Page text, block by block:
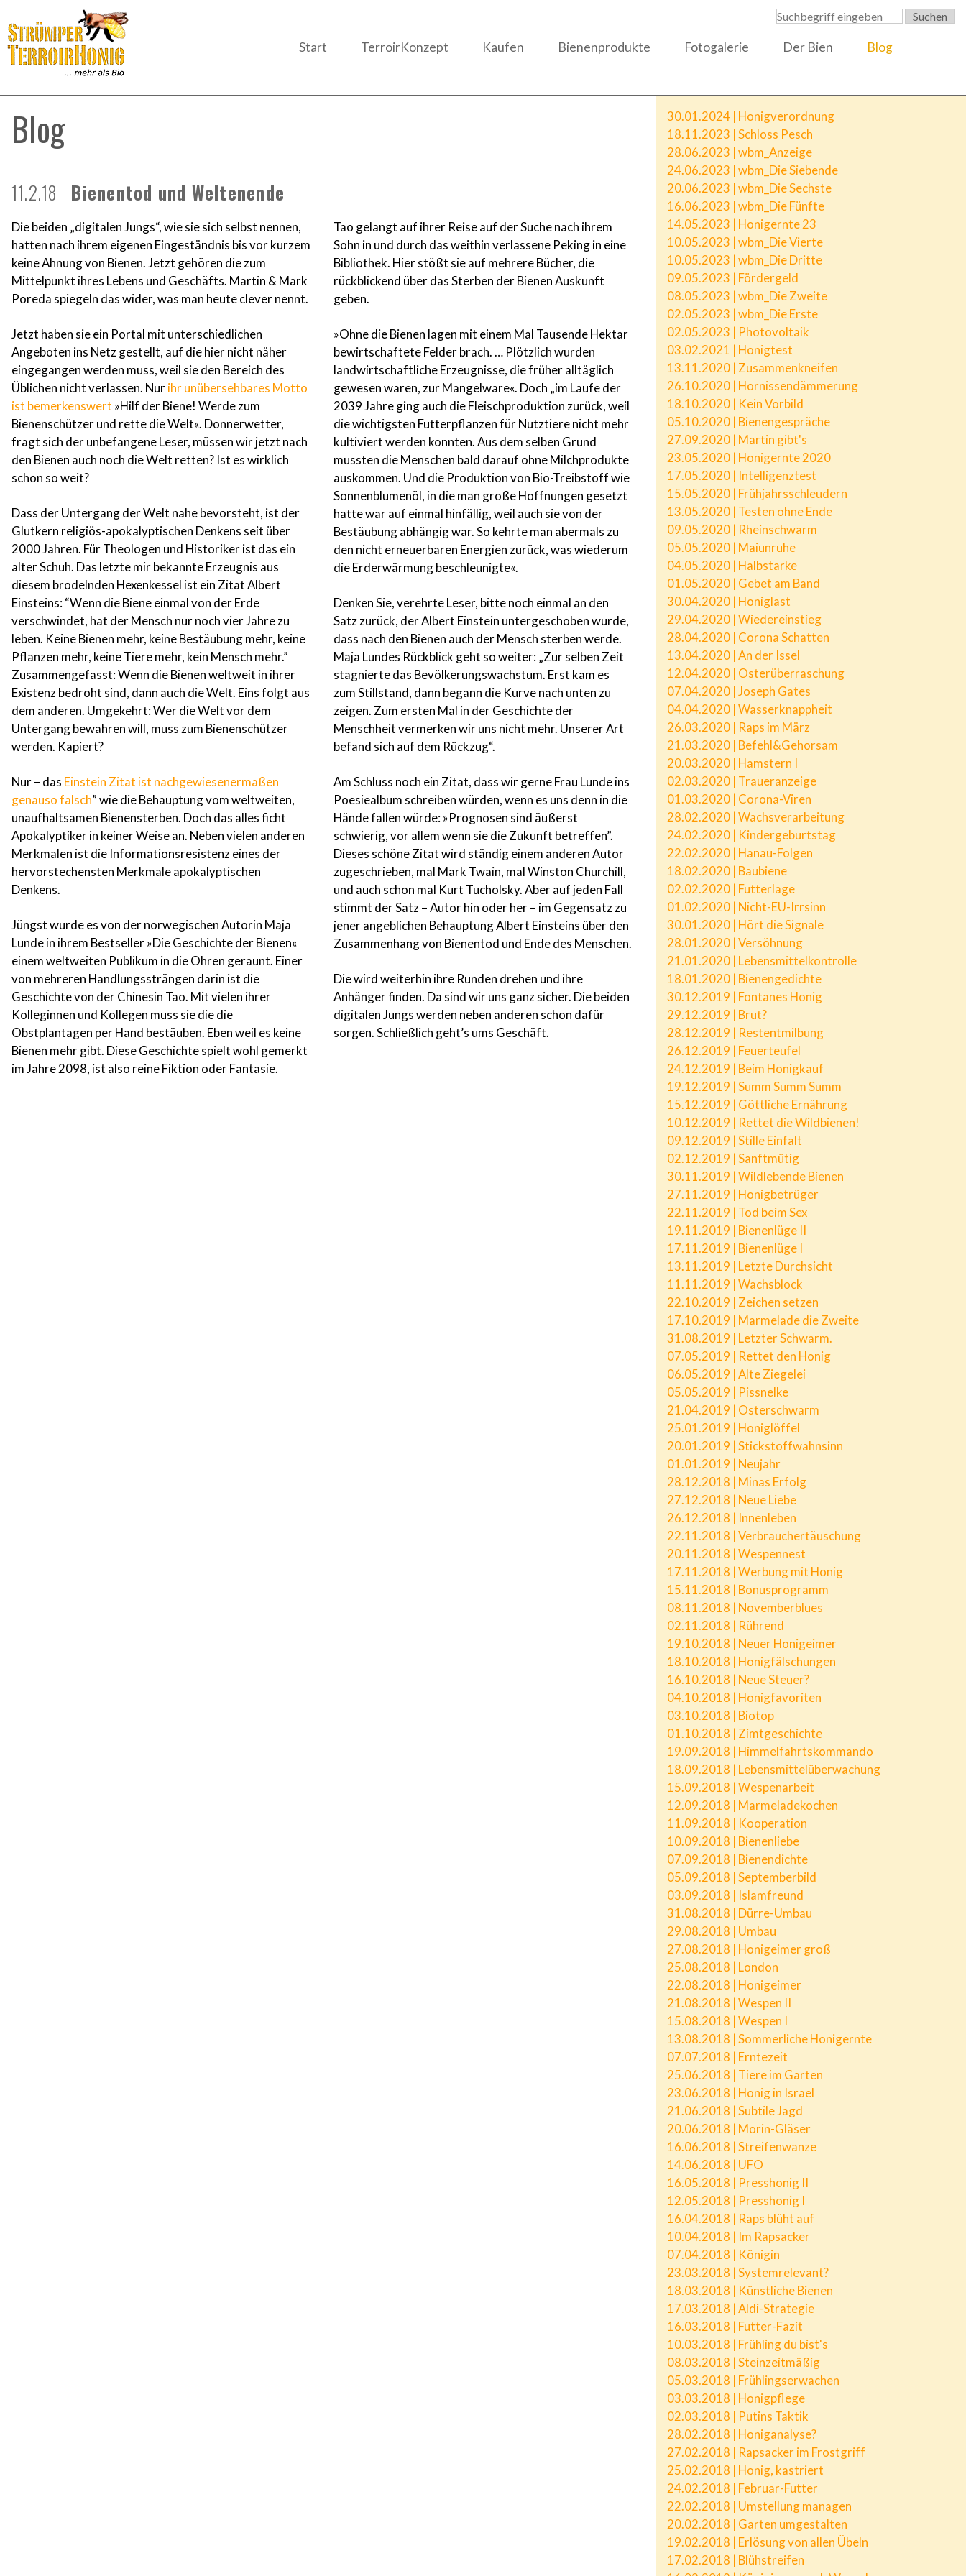
Start TerroirKonzept Kaufen Bienenprodukte Fotogalerie Der Bien Blog
Blog
11.2.18 Bienentod und Weltenende
Die beiden „digitalen Jungs“, wie sie sich selbst nennen,
hatten nach ihrem eigenen Eingeständnis bis vor kurzem
keine Ahnung von Bienen. Jetzt gehören die zum
Mittelpunkt ihres Lebens und Geschäfts. Martin & Mark
Poreda spiegeln das wider, was man heute clever nennt.
Jetzt haben sie ein Portal mit unterschiedlichen
Angeboten ins Netz gestellt, auf die hier nicht näher
eingegangen werden muss, weil sie den Bereich des
Üblichen nicht verlassen. Nurihr unübersehbares Motto
ist bemerkenswert »Hilf der Biene! Werde zum
Bienenschützer und rette die Welt«. Donnerwetter,
fragt sich der unbefangene Leser, müssen wir jetzt nach
den Bienen auch noch die Welt retten? Ist es wirklich
schon so weit?
Dass der Untergang der Welt nahe bevorsteht, ist der
Glutkern religiös-apokalyptischen Denkens seit über
2000 Jahren. Für Theologen und Historiker ist das ein
alter Schuh. Das letzte mir bekannte Erzeugnis aus
diesem brodelnden Hexenkessel ist ein Zitat Albert
Einsteins: “Wenn die Biene einmal von der Erde
verschwindet, hat der Mensch nur noch vier Jahre zu
leben. Keine Bienen mehr, keine Bestäubung mehr, keine
Pflanzen mehr, keine Tiere mehr, kein Mensch mehr.”
Zusammengefasst: Wenn die Bienen weltweit in ihrer
Existenz bedroht sind, dann auch die Welt. Eins folgt aus
dem anderen. Umgekehrt: Wer die Welt vor dem
Untergang bewahren will, muss zum Bienenschützer
werden. Kapiert?
Nur – das Einstein Zitat ist nachgewiesenermaßen
genauso falsch” wie die Behauptung vom weltweiten,
unaufhaltsamen Bienensterben. Doch das alles ficht
Apokalyptiker in keiner Weise an. Neben vielen anderen
Merkmalen ist die Informationsresistenz eines der
hervorstechensten Merkmale apokalyptischen
Denkens.
Jüngst wurde es von der norwegischen Autorin Maja
Lunde in ihrem Bestseller »Die Geschichte der Bienen«
einem weltweiten Publikum in die Ohren geraunt. Einer
von mehreren Handlungssträngen darin ist die
Geschichte von der Chinesin Tao. Mit vielen ihrer
Kolleginnen und Kollegen muss sie die die
Obstplantagen per Hand bestäuben. Eben weil es keine
Bienen mehr gibt. Diese Geschichte spielt wohl gemerkt
im Jahre 2098, ist also reine Fiktion oder Fantasie.
Tao gelangt auf ihrer Reise auf der Suche nach ihrem
Sohn in und durch das weithin verlassene Peking in eine
Bibliothek. Hier stößt sie auf mehrere Bücher, die
rückblickend über das Sterben der Bienen Auskunft
geben.
»Ohne die Bienen lagen mit einem Mal Tausende Hektar
bewirtschaftete Felder brach. … Plötzlich wurden
landwirtschaftliche Erzeugnisse, die früher alltäglich
gewesen waren, zur Mangelware«. Doch „im Laufe der
2039 Jahre ging auch die Fleischproduktion zurück, weil
die wichtigsten Futterpflanzen für Nutztiere nicht mehr
kultiviert werden konnten. Aus dem selben Grund
mussten die Menschen bald darauf ohne Milchprodukte
auskommen. Und die Produktion von Bio-Treibstoff wie
Sonnenblumenöl, in die man große Hoffnungen gesetzt
hatte war auf einmal hinfällig, weil auch sie von der
Bestäubung abhängig war. So kehrte man abermals zu
den nicht erneuerbaren Energien zurück, was wiederum
die Erderwärmung beschleunigte«.
Denken Sie, verehrte Leser, bitte noch einmal an den
Satz zurück, der Albert Einstein untergeschoben wurde,
dass nach den Bienen auch der Mensch sterben werde.
Maja Lundes Rückblick geht so weiter: „Zur selben Zeit
stagnierte das Bevölkerungswachstum. Erst kam es
zum Stillstand, dann begann die Kurve nach unten zu
zeigen. Zum ersten Mal in der Geschichte der
Menschheit vermerken wir uns nicht mehr. Unserer Art
befand sich auf dem Rückzug“.
Am Schluss noch ein Zitat, dass wir gerne Frau Lunde ins
Poesiealbum schreiben würden, wenn es uns denn in die
Hände fallen würde: »Prognosen sind äußerst
schwierig, vor allem wenn sie die Zukunft betreffen”.
Dieses schöne Zitat wird ständig einem anderen Autor
zugeschrieben, mal Mark Twain, mal Winston Churchill,
und auch schon mal Kurt Tucholsky. Aber auf jeden Fall
stimmt der Satz – Autor hin oder her – im Gegensatz zu
jener angeblichen Behauptung Albert Einsteins über den
Zusammenhang von Bienentod und Ende des Menschen.
Die wird weiterhin ihre Runden drehen und ihre
Anhänger finden. Da sind wir uns ganz sicher. Die beiden
digitalen Jungs werden neben anderen schon dafür
sorgen. Schließlich geht’s ums Geschäft.
30.01.2024 | Honigverordnung
18.11.2023 | Schloss Pesch
28.06.2023 | wbm_Anzeige
24.06.2023 | wbm_Die Siebende
20.06.2023 | wbm_Die Sechste
16.06.2023 | wbm_Die Fünfte
14.05.2023 | Honigernte 23
10.05.2023 | wbm_Die Vierte
10.05.2023 | wbm_Die Dritte
09.05.2023 | Fördergeld
08.05.2023 | wbm_Die Zweite
02.05.2023 | wbm_Die Erste
02.05.2023 | Photovoltaik
03.02.2021 | Honigtest
13.11.2020 | Zusammenkneifen
26.10.2020 | Hornissendämmerung
18.10.2020 | Kein Vorbild
05.10.2020 | Bienengespräche
27.09.2020 | Martin gibt's
23.05.2020 | Honigernte 2020
17.05.2020 | Intelligenztest
15.05.2020 | Frühjahrsschleudern
13.05.2020 | Testen ohne Ende
09.05.2020 | Rheinschwarm
05.05.2020 | Maiunruhe
04.05.2020 | Halbstarke
01.05.2020 | Gebet am Band
30.04.2020 | Honiglast
29.04.2020 | Wiedereinstieg
28.04.2020 | Corona Schatten
13.04.2020 | An der Issel
12.04.2020 | Osterüberraschung
07.04.2020 | Joseph Gates
04.04.2020 | Wasserknappheit
26.03.2020 | Raps im März
21.03.2020 | Befehl&Gehorsam
20.03.2020 | Hamstern I
02.03.2020 | Traueranzeige
01.03.2020 | Corona-Viren
28.02.2020 | Wachsverarbeitung
24.02.2020 | Kindergeburtstag
22.02.2020 | Hanau-Folgen
18.02.2020 | Baubiene
02.02.2020 | Futterlage
01.02.2020 | Nicht-EU-Irrsinn
30.01.2020 | Hört die Signale
28.01.2020 | Versöhnung
21.01.2020 | Lebensmittelkontrolle
18.01.2020 | Bienengedichte
30.12.2019 | Fontanes Honig
29.12.2019 | Brut?
28.12.2019 | Restentmilbung
26.12.2019 | Feuerteufel
24.12.2019 | Beim Honigkauf
19.12.2019 | Summ Summ Summ
15.12.2019 | Göttliche Ernährung
10.12.2019 | Rettet die Wildbienen!
09.12.2019 | Stille Einfalt
02.12.2019 | Sanftmütig
30.11.2019 | Wildlebende Bienen
27.11.2019 | Honigbetrüger
22.11.2019 | Tod beim Sex
19.11.2019 | Bienenlüge II
17.11.2019 | Bienenlüge I
13.11.2019 | Letzte Durchsicht
11.11.2019 | Wachsblock
22.10.2019 | Zeichen setzen
17.10.2019 | Marmelade die Zweite
31.08.2019 | Letzter Schwarm.
07.05.2019 | Rettet den Honig
06.05.2019 | Alte Ziegelei
05.05.2019 | Pissnelke
21.04.2019 | Osterschwarm
25.01.2019 | Honiglöffel
20.01.2019 | Stickstoffwahnsinn
01.01.2019 | Neujahr
28.12.2018 | Minas Erfolg
27.12.2018 | Neue Liebe
26.12.2018 | Innenleben
22.11.2018 | Verbrauchertäuschung
20.11.2018 | Wespennest
17.11.2018 | Werbung mit Honig
15.11.2018 | Bonusprogramm
08.11.2018 | Novemberblues
02.11.2018 | Rührend
19.10.2018 | Neuer Honigeimer
18.10.2018 | Honigfälschungen
16.10.2018 | Neue Steuer?
04.10.2018 | Honigfavoriten
03.10.2018 | Biotop
01.10.2018 | Zimtgeschichte
19.09.2018 | Himmelfahrtskommando
18.09.2018 | Lebensmittelüberwachung
15.09.2018 | Wespenarbeit
12.09.2018 | Marmeladekochen
11.09.2018 | Kooperation
10.09.2018 | Bienenliebe
07.09.2018 | Bienendichte
05.09.2018 | Septemberbild
03.09.2018 | Islamfreund
31.08.2018 | Dürre-Umbau
29.08.2018 | Umbau
27.08.2018 | Honigeimer groß
25.08.2018 | London
22.08.2018 | Honigeimer
21.08.2018 | Wespen II
15.08.2018 | Wespen I
13.08.2018 | Sommerliche Honigernte
07.07.2018 | Erntezeit
25.06.2018 | Tiere im Garten
23.06.2018 | Honig in Israel
21.06.2018 | Subtile Jagd
20.06.2018 | Morin-Gläser
16.06.2018 | Streifenwanze
14.06.2018 | UFO
16.05.2018 | Presshonig II
12.05.2018 | Presshonig I
16.04.2018 | Raps blüht auf
10.04.2018 | Im Rapsacker
07.04.2018 | Königin
23.03.2018 | Systemrelevant?
18.03.2018 | Künstliche Bienen
17.03.2018 | Aldi-Strategie
16.03.2018 | Futter-Fazit
10.03.2018 | Frühling du bist's
08.03.2018 | Steinzeitmäßig
05.03.2018 | Frühlingserwachen
03.03.2018 | Honigpflege
02.03.2018 | Putins Taktik
28.02.2018 | Honiganalyse?
27.02.2018 | Rapsacker im Frostgriff
25.02.2018 | Honig, kastriert
24.02.2018 | Februar-Futter
22.02.2018 | Umstellung managen
20.02.2018 | Garten umgestalten
19.02.2018 | Erlösung von allen Übeln
17.02.2018 | Blühstreifen